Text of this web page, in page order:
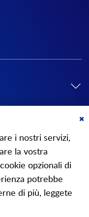
i nostri servizi,
la vostra
opzionali di
potrebbe
di più, leggete